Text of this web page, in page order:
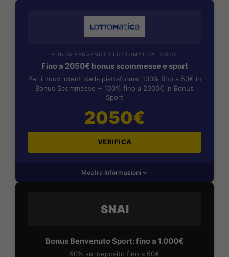
BONUS BENVENUTO LOTTOMATICA: 2050€
Fino a 2050€ bonus scommesse e sport
Per i nuovi utenti della piattaforma: 100% fino a 50€ in
Bonus Scommesse + 100% fino a 2000€ in Bonus
Sport
2050€
VERIFICA
Mostra Informazioni
SNAI
Bonus Benvenuto Sport: fino a 1.000€
50% sul deposito fino a 50€